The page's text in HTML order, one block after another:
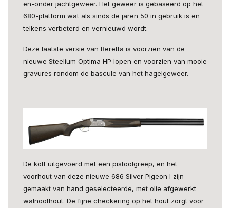
en-onder jachtgeweer. Het geweer is gebaseerd op het
680-platform wat als sinds de jaren 50 in gebruik is en
telkens verbeterd en vernieuwd wordt.
Deze laatste versie van Beretta is voorzien van de
nieuwe Steelium Optima HP lopen en voorzien van mooie
gravures rondom de bascule van het hagelgeweer.
De kolf uitgevoerd met een pistoolgreep, en het
voorhout van deze nieuwe 686 Silver Pigeon I zijn
gemaakt van hand geselecteerde, met olie afgewerkt
walnoothout. De fijne checkering op het hout zorgt voor